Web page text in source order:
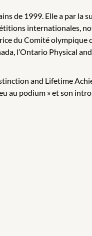
de 1999. Elle a par la
internationales,
du Comité olympique
l’Ontario Physical
and Lifetime
au podium » et son